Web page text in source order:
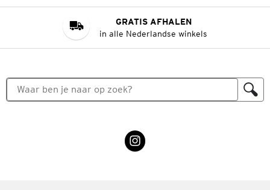
GRATIS AFHALEN
in alle Nederlandse winkels